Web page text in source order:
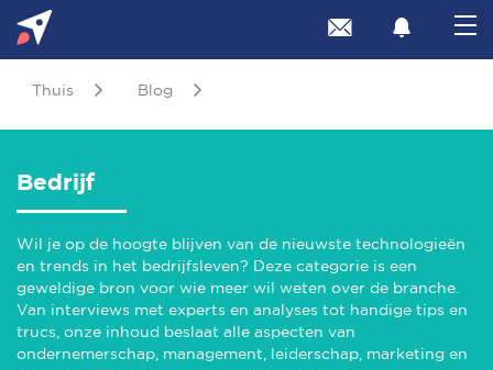
Thuis Blog
Bedrijf
Wil je op de hoogte blijven van de nieuwste technologieën
en trends in het bedrijfsleven? Deze categorie is een
geweldige bron voor wie meer wil weten over de branche.
Van interviews met experts en analyses tot handige tips en
trucs, onze inhoud beslaat alle aspecten van
ondernemerschap, management, leiderschap, marketing en